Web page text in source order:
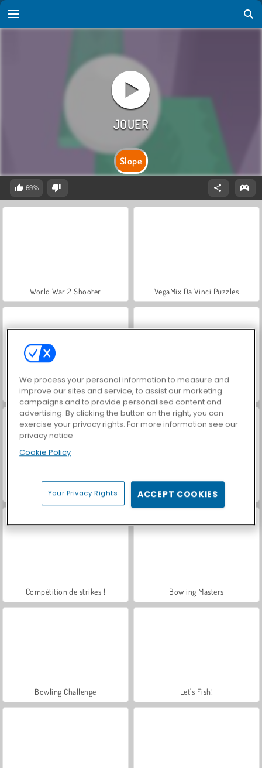
Slope
69%
World War 2 Shooter VegaMix Da Vinci Puzzles
Car Parking City Duel Hidden Object: Street of Secrets
Club de Bowling Bowling Stars
Compétition de strikes ! Bowling Masters
Bowling Challenge Let's Fish!
We process your personal information to measure and
improve our sites and service, to assist our marketing
campaigns and to provide personalised content and
advertising. By clicking the button on the right, you can
exercise your privacy rights. For more information see our
privacy notice
Cookie Policy
Your Privacy Rights ACCEPT COOKIES